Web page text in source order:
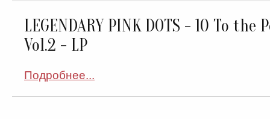
LEGENDARY PINK DOTS - 10 To the
Vol.2 - LP
Подробнее...